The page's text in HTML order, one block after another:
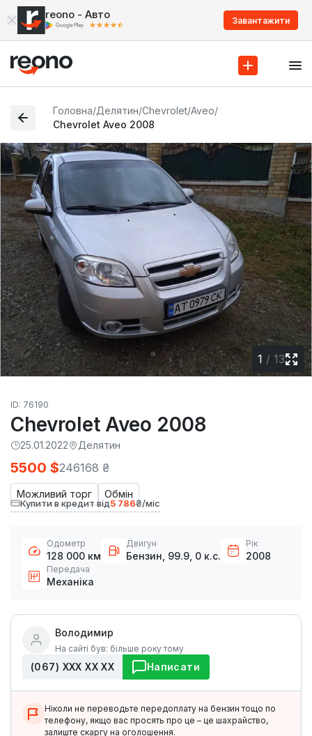
reono - Авто Завантажити
Головна/Делятин/Chevrolet/Aveo/
Chevrolet Aveo 2008
1 / 13
ID: 76190
Chevrolet Aveo 2008
25.01.2022 Делятин
Можливий торг Обмін
5500 $246168 ₴
Купити в кредит від5 786₴/міс
Одометр
128 000 км
Двигун
Бензин, 99.9, 0 к.с.
Рік
2008
Передача
Механіка
Володимир
На сайті був: більше року тому
(067) ХХХ ХХ ХХ Написати
Ніколи не переводьте передоплату на бензин тощо по
телефону, якщо вас просять про це – це шахрайство,
залиште скаргу на оголошення.